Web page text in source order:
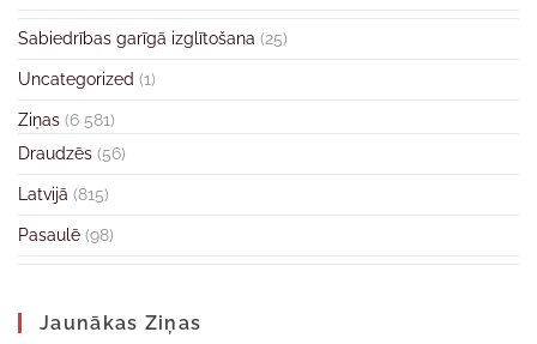
Sabiedrības garīgā izglītošana (25)
Uncategorized (1)
Ziņas (6 581)
Draudzēs (56)
Latvijā (815)
Pasaulē (98)
Jaunākas Ziņas